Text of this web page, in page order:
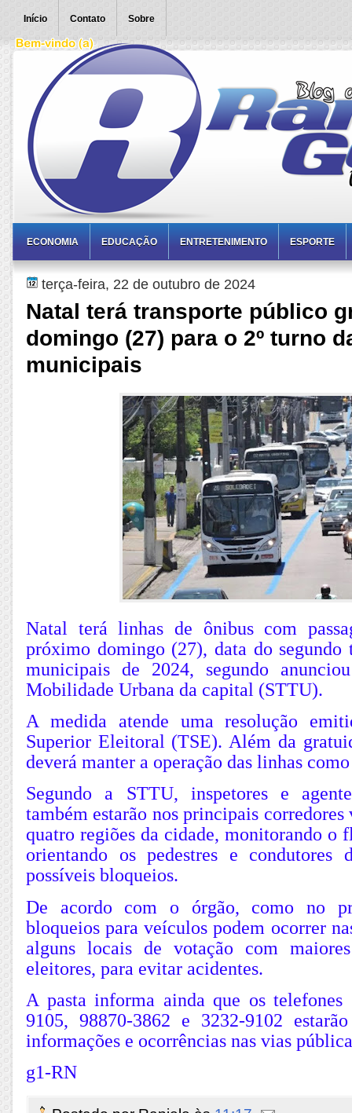
Início Contato Sobre
ECONOMIA EDUCAÇÃO ENTRETENIMENTO ESPORTE
terça-feira, 22 de outubro de 2024
Natal terá transporte público
domingo (27) para o 2º turno
municipais
Natal terá linhas de ônibus com
próximo domingo (27), data do segundo
municipais de 2024, segundo
Mobilidade Urbana da capital (STTU).
A medida atende uma resolução
Superior Eleitoral (TSE). Além da
deverá manter a operação das linhas
Segundo a STTU, inspetores e
também estarão nos principais
quatro regiões da cidade, monitorando o
orientando os pedestres e condutores
possíveis bloqueios.
De acordo com o órgão, como no
bloqueios para veículos podem ocorrer
alguns locais de votação com
eleitores, para evitar acidentes.
A pasta informa ainda que os telefones
9105, 98870-3862 e 3232-9102
informações e ocorrências nas vias
g1-RN